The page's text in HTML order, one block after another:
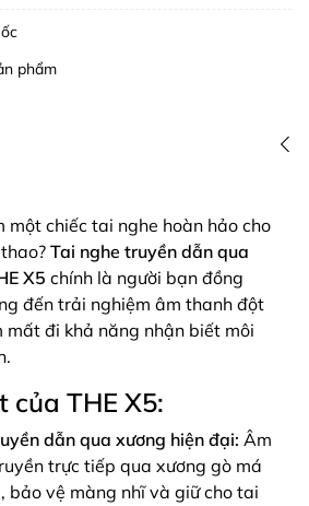
phẩm
một chiếc tai nghe hoàn hảo cho
Tai nghe truyền dẫn qua
X5 chính là người bạn đồng
đến trải nghiệm âm thanh đột
mất đi khả năng nhận biết môi
THE X5:
dẫn qua xương hiện đại: Âm
trực tiếp qua xương gò má
bảo vệ màng nhĩ và giữ cho tai